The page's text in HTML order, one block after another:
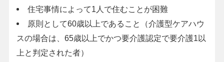
住宅事情によって1人で住むことが困難
原則として60歳以上であること（介護型ケアハウ
スの場合は、65歳以上でかつ要介護認定で要介護1以
上と判定された者）